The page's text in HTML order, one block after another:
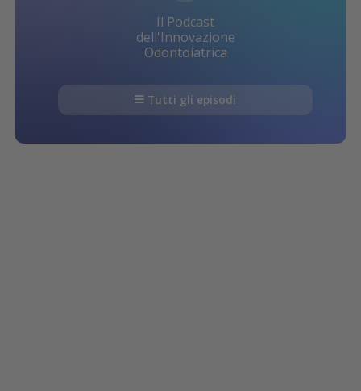
Il Podcast
dell'Innovazione
Odontoiatrica
Tutti gli episodi